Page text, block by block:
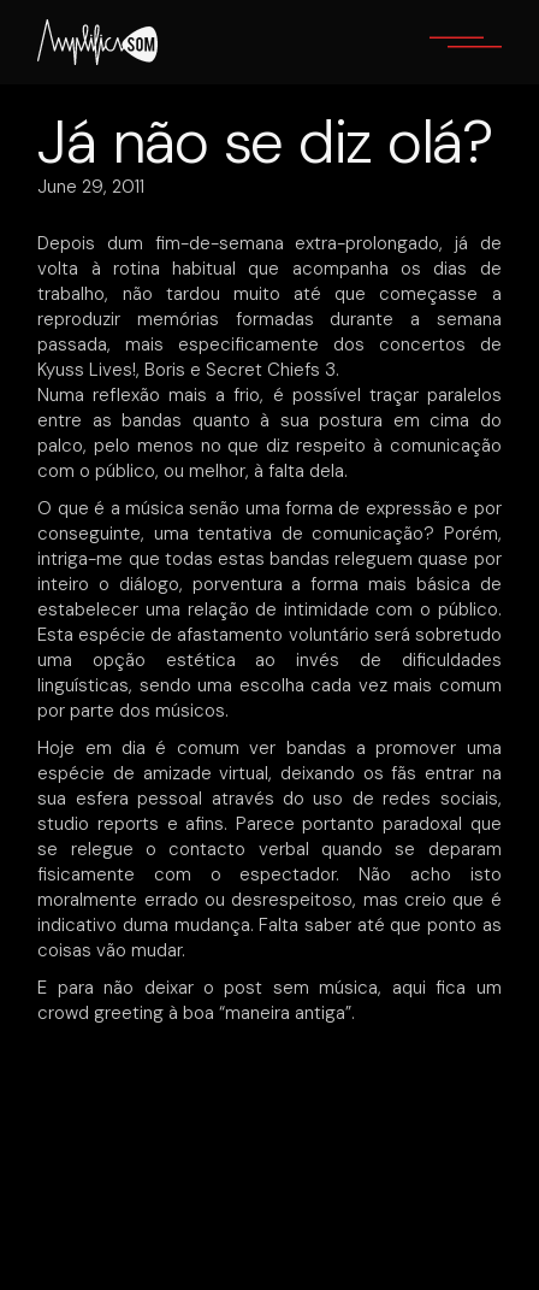
content
Já não se diz olá?
June 29, 2011
Depois dum fim-de-semana extra-prolongado, já de
volta à rotina habitual que acompanha os dias de
trabalho, não tardou muito até que começasse a
reproduzir memórias formadas durante a semana
passada, mais especificamente dos concertos de
Kyuss Lives!, Boris e Secret Chiefs 3.
Numa reflexão mais a frio, é possível traçar paralelos
entre as bandas quanto à sua postura em cima do
palco, pelo menos no que diz respeito à comunicação
com o público, ou melhor, à falta dela.
O que é a música senão uma forma de expressão e por
conseguinte, uma tentativa de comunicação? Porém,
intriga-me que todas estas bandas releguem quase por
inteiro o diálogo, porventura a forma mais básica de
estabelecer uma relação de intimidade com o público.
Esta espécie de afastamento voluntário será sobretudo
uma opção estética ao invés de dificuldades
linguísticas, sendo uma escolha cada vez mais comum
por parte dos músicos.
Hoje em dia é comum ver bandas a promover uma
espécie de amizade virtual, deixando os fãs entrar na
sua esfera pessoal através do uso de redes sociais,
studio reports e afins. Parece portanto paradoxal que
se relegue o contacto verbal quando se deparam
fisicamente com o espectador. Não acho isto
moralmente errado ou desrespeitoso, mas creio que é
indicativo duma mudança. Falta saber até que ponto as
coisas vão mudar.
E para não deixar o post sem música, aqui fica um
crowd greeting à boa “maneira antiga”.